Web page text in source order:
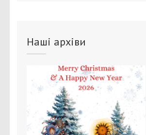
Наші архіви